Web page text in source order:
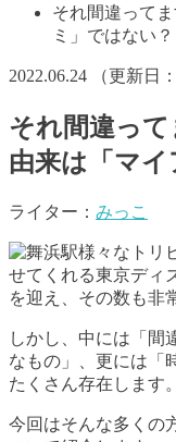
それ間違って
ミ」ではない？
2022.06.24 （更新日：
それ間違っ
由来は「マ
ライター： みっこ
様々なトリ
せてくれる東京ディ
を迎え、その数も非
しかし、中には「間
なもの」、更には「
たくさん存在します。
今回はそんな多くの